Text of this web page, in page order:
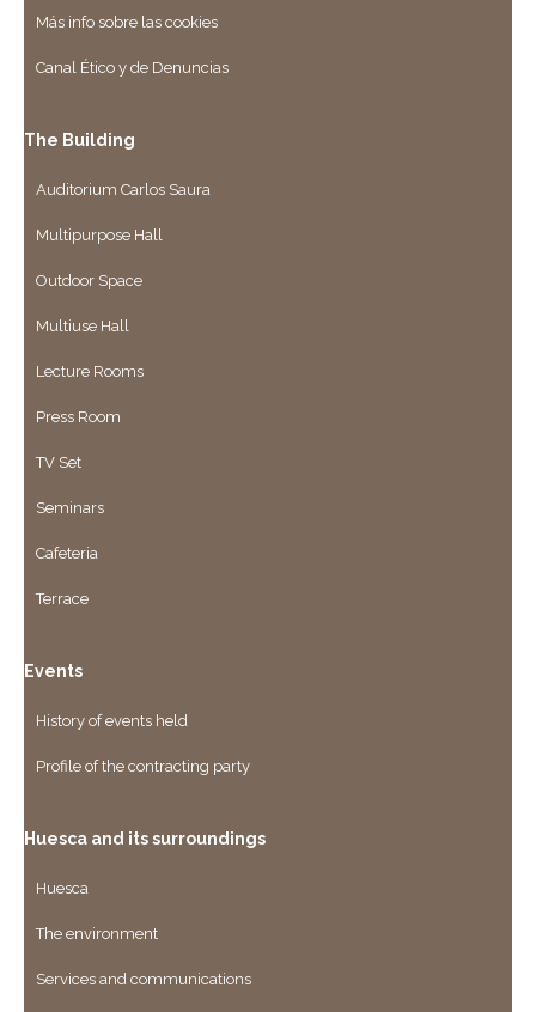
Más info sobre las cookies
Canal Ético y de Denuncias
The Building
Auditorium Carlos Saura
Multipurpose Hall
Outdoor Space
Multiuse Hall
Lecture Rooms
Press Room
TV Set
Seminars
Cafeteria
Terrace
Events
History of events held
Profile of the contracting party
Huesca and its surroundings
Huesca
The environment
Services and communications